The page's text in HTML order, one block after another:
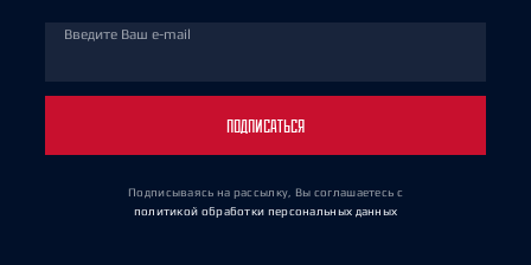
Введите Ваш e-mail
ПОДПИСАТЬСЯ
Подписываясь на рассылку, Вы соглашаетесь с
политикой обработки персональных данных